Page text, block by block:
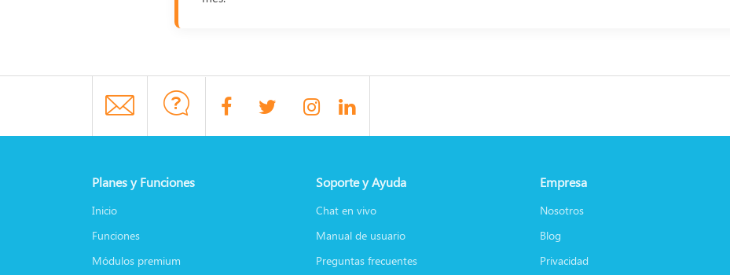
Planes y Funciones
Inicio
Funciones
Módulos premium
Soporte y Ayuda
Chat en vivo
Manual de usuario
Preguntas frecuentes
Empresa
Nosotros
Blog
Privacidad